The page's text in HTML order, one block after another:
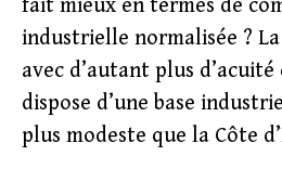
fait mieux en termes de
industrielle normalisée ?
avec d’autant plus
dispose d’une base
plus modeste que la Côte